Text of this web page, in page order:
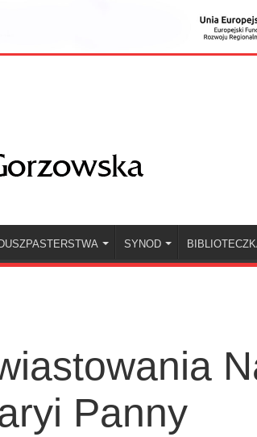
DUSZPASTERSTWA SYNOD
Panny